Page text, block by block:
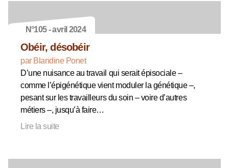
N°105 - avril 2024
Obéir, désobéir
par Blandine Ponet
D’une nuisance au travail qui serait épisociale –
comme l’épigénétique vient moduler la génétique –,
pesant sur les travailleurs du soin – voire d’autres
métiers –, jusqu’à faire…
Lire la suite